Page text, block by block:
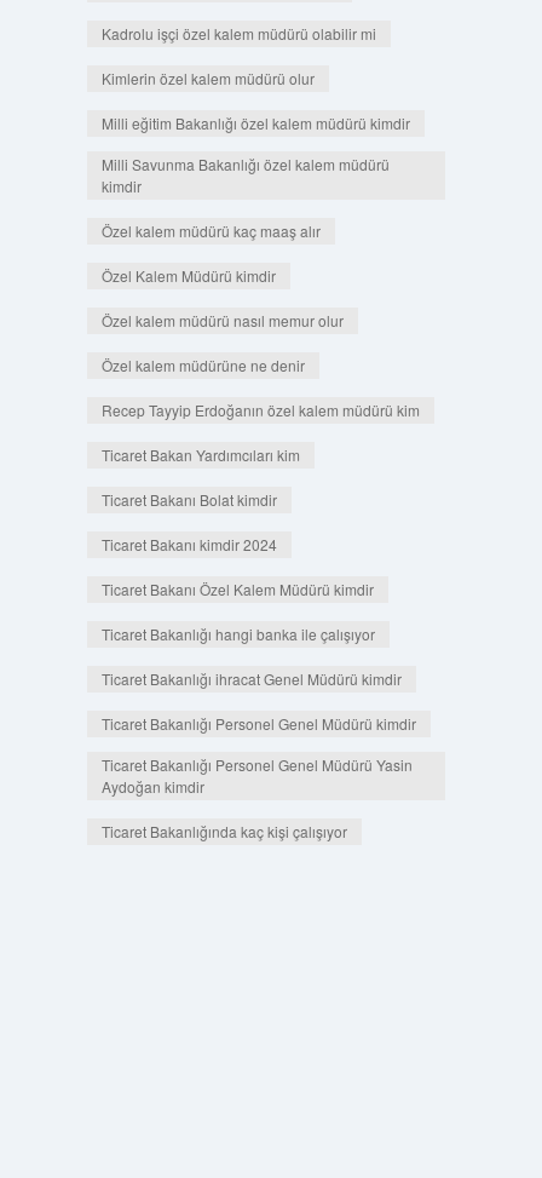
Kadrolu işçi özel kalem müdürü olabilir mi
Kimlerin özel kalem müdürü olur
Milli eğitim Bakanlığı özel kalem müdürü kimdir
Milli Savunma Bakanlığı özel kalem müdürü
kimdir
Özel kalem müdürü kaç maaş alır
Özel Kalem Müdürü kimdir
Özel kalem müdürü nasıl memur olur
Özel kalem müdürüne ne denir
Recep Tayyip Erdoğanın özel kalem müdürü kim
Ticaret Bakan Yardımcıları kim
Ticaret Bakanı Bolat kimdir
Ticaret Bakanı kimdir 2024
Ticaret Bakanı Özel Kalem Müdürü kimdir
Ticaret Bakanlığı hangi banka ile çalışıyor
Ticaret Bakanlığı ihracat Genel Müdürü kimdir
Ticaret Bakanlığı Personel Genel Müdürü kimdir
Ticaret Bakanlığı Personel Genel Müdürü Yasin
Aydoğan kimdir
Ticaret Bakanlığında kaç kişi çalışıyor